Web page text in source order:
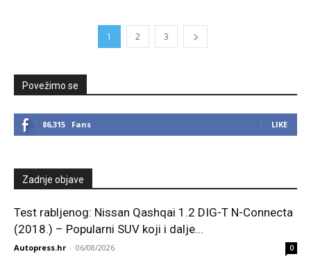
1 2 3
Povežimo se
86,315 Fans LIKE
Zadnje objave
Test rabljenog: Nissan Qashqai 1.2 DIG-T N-Connecta
(2018.) – Popularni SUV koji i dalje...
Autopress.hr - 06/08/2026 0